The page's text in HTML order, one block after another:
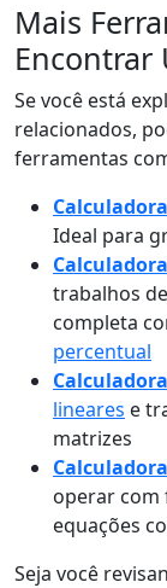
Mais
Encontrar
Se você está
relacionados,
ferramentas
Ideal para
trabalhos
completa
percentual
lineares e
matrizes
operar com
equações
Seja você